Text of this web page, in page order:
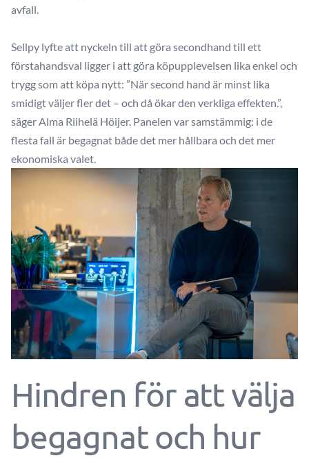
avfall.
Sellpy lyfte att nyckeln till att göra secondhand till ett
förstahandsval ligger i att göra köpupplevelsen lika enkel och
trygg som att köpa nytt: ”När second hand är minst lika
smidigt väljer fler det – och då ökar den verkliga effekten.”,
säger Alma Riihelä Höijer. Panelen var samstämmig: i de
flesta fall är begagnat både det mer hållbara och det mer
ekonomiska valet.
Hindren för att välja
begagnat och hur